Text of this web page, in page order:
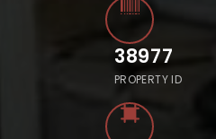
38977
PROPERTY ID